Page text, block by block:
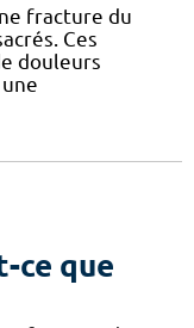
fracture du
Ces
douleurs
ce que